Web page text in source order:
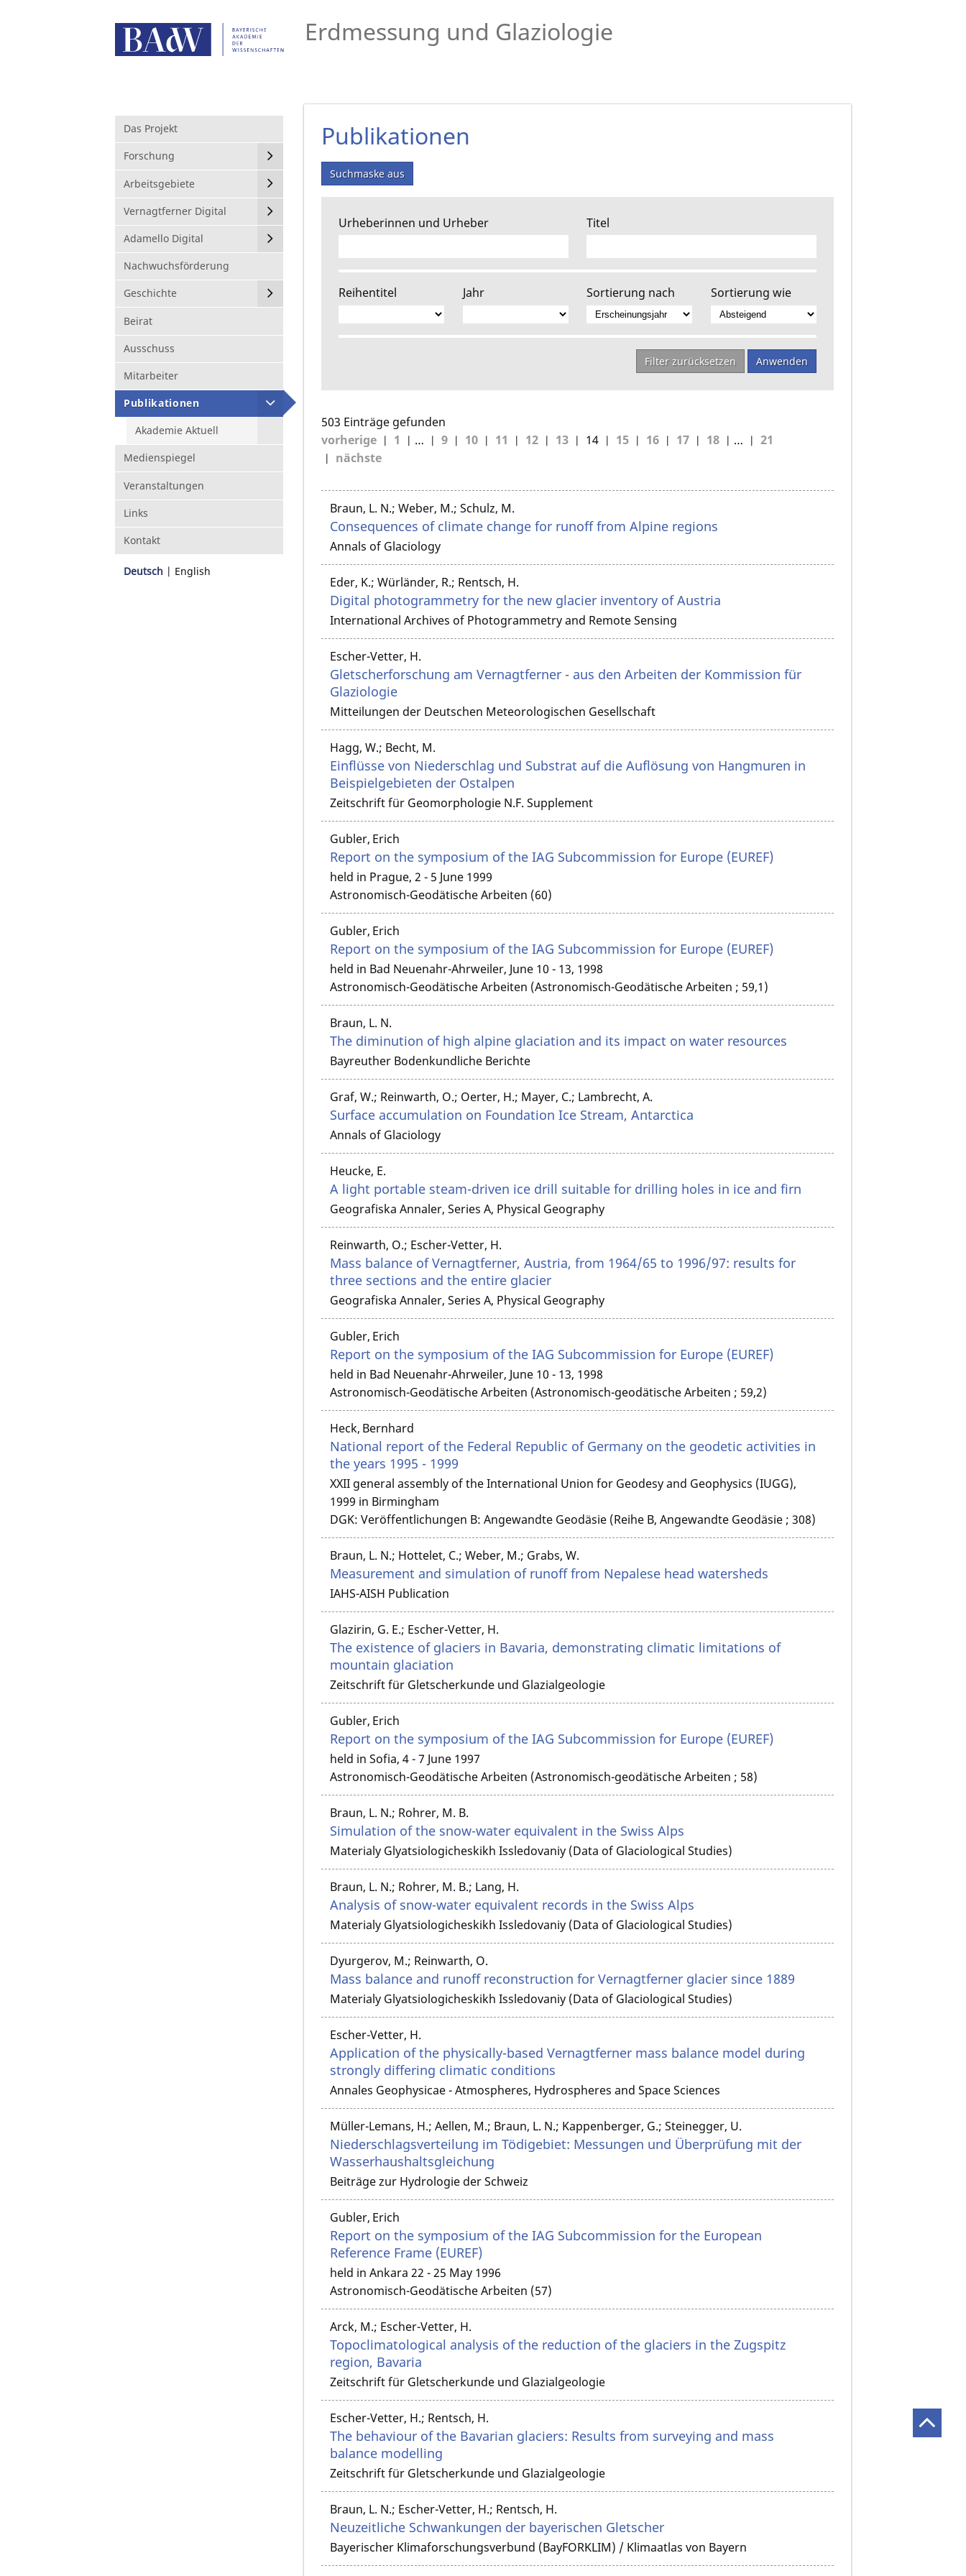
Erdmessung und Glaziologie
Das Projekt
Forschung
Arbeitsgebiete
Vernagtferner Digital
Adamello Digital
Nachwuchsförderung
Geschichte
Beirat
Ausschuss
Mitarbeiter
Publikationen
Akademie Aktuell
Medienspiegel
Veranstaltungen
Links
Kontakt
Deutsch English
Publikationen
Suchmaske aus
Urheberinnen und Urheber Titel
Reihentitel Jahr Sortierung nach Sortierung wie
Filter zurücksetzen Anwenden
503 Einträge gefunden
vorherige
1 … 9 10 11 12 13 14 15 16 17 18 …
21
nächste
Braun, L. N.; Weber, M.; Schulz, M.
Consequences of climate change for runoff from Alpine regions
Annals of Glaciology
Eder, K.; Würländer, R.; Rentsch, H.
Digital photogrammetry for the new glacier inventory of Austria
International Archives of Photogrammetry and Remote Sensing
Escher-Vetter, H.
Gletscherforschung am Vernagtferner - aus den Arbeiten der Kommission für
Glaziologie
Mitteilungen der Deutschen Meteorologischen Gesellschaft
Hagg, W.; Becht, M.
Einflüsse von Niederschlag und Substrat auf die Auflösung von Hangmuren in
Beispielgebieten der Ostalpen
Zeitschrift für Geomorphologie N.F. Supplement
Gubler, Erich
Report on the symposium of the IAG Subcommission for Europe (EUREF)
held in Prague, 2 - 5 June 1999
Astronomisch-Geodätische Arbeiten (60)
Gubler, Erich
Report on the symposium of the IAG Subcommission for Europe (EUREF)
held in Bad Neuenahr-Ahrweiler, June 10 - 13, 1998
Astronomisch-Geodätische Arbeiten (Astronomisch-Geodätische Arbeiten ; 59,1)
Braun, L. N.
The diminution of high alpine glaciation and its impact on water resources
Bayreuther Bodenkundliche Berichte
Graf, W.; Reinwarth, O.; Oerter, H.; Mayer, C.; Lambrecht, A.
Surface accumulation on Foundation Ice Stream, Antarctica
Annals of Glaciology
Heucke, E.
A light portable steam-driven ice drill suitable for drilling holes in ice and firn
Geografiska Annaler, Series A, Physical Geography
Reinwarth, O.; Escher-Vetter, H.
Mass balance of Vernagtferner, Austria, from 1964/65 to 1996/97: results for
three sections and the entire glacier
Geografiska Annaler, Series A, Physical Geography
Gubler, Erich
Report on the symposium of the IAG Subcommission for Europe (EUREF)
held in Bad Neuenahr-Ahrweiler, June 10 - 13, 1998
Astronomisch-Geodätische Arbeiten (Astronomisch-geodätische Arbeiten ; 59,2)
Heck, Bernhard
National report of the Federal Republic of Germany on the geodetic activities in
the years 1995 - 1999
XXII general assembly of the International Union for Geodesy and Geophysics (IUGG),
1999 in Birmingham
DGK: Veröffentlichungen B: Angewandte Geodäsie (Reihe B, Angewandte Geodäsie ; 308)
Braun, L. N.; Hottelet, C.; Weber, M.; Grabs, W.
Measurement and simulation of runoff from Nepalese head watersheds
IAHS-AISH Publication
Glazirin, G. E.; Escher-Vetter, H.
The existence of glaciers in Bavaria, demonstrating climatic limitations of
mountain glaciation
Zeitschrift für Gletscherkunde und Glazialgeologie
Gubler, Erich
Report on the symposium of the IAG Subcommission for Europe (EUREF)
held in Sofia, 4 - 7 June 1997
Astronomisch-Geodätische Arbeiten (Astronomisch-geodätische Arbeiten ; 58)
Braun, L. N.; Rohrer, M. B.
Simulation of the snow-water equivalent in the Swiss Alps
Materialy Glyatsiologicheskikh Issledovaniy (Data of Glaciological Studies)
Braun, L. N.; Rohrer, M. B.; Lang, H.
Analysis of snow-water equivalent records in the Swiss Alps
Materialy Glyatsiologicheskikh Issledovaniy (Data of Glaciological Studies)
Dyurgerov, M.; Reinwarth, O.
Mass balance and runoff reconstruction for Vernagtferner glacier since 1889
Materialy Glyatsiologicheskikh Issledovaniy (Data of Glaciological Studies)
Escher-Vetter, H.
Application of the physically-based Vernagtferner mass balance model during
strongly differing climatic conditions
Annales Geophysicae - Atmospheres, Hydrospheres and Space Sciences
Müller-Lemans, H.; Aellen, M.; Braun, L. N.; Kappenberger, G.; Steinegger, U.
Niederschlagsverteilung im Tödigebiet: Messungen und Überprüfung mit der
Wasserhaushaltsgleichung
Beiträge zur Hydrologie der Schweiz
Gubler, Erich
Report on the symposium of the IAG Subcommission for the European
Reference Frame (EUREF)
held in Ankara 22 - 25 May 1996
Astronomisch-Geodätische Arbeiten (57)
Arck, M.; Escher-Vetter, H.
Topoclimatological analysis of the reduction of the glaciers in the Zugspitz
region, Bavaria
Zeitschrift für Gletscherkunde und Glazialgeologie
Escher-Vetter, H.; Rentsch, H.
The behaviour of the Bavarian glaciers: Results from surveying and mass
balance modelling
Zeitschrift für Gletscherkunde und Glazialgeologie
Braun, L. N.; Escher-Vetter, H.; Rentsch, H.
Neuzeitliche Schwankungen der bayerischen Gletscher
Bayerischer Klimaforschungsverbund (BayFORKLIM) / Klimaatlas von Bayern